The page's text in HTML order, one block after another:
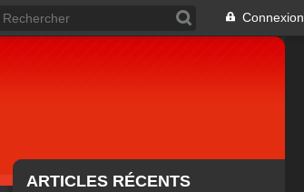
Connexion
ARTICLES RÉCENTS